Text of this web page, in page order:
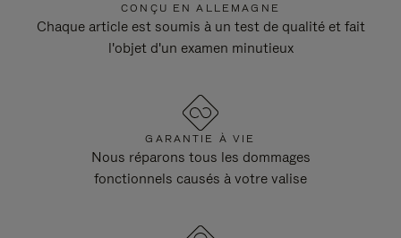
CONÇU EN ALLEMAGNE
Chaque article est soumis à un test de qualité et fait
l'objet d'un examen minutieux
GARANTIE À VIE
Nous réparons tous les dommages
fonctionnels causés à votre valise